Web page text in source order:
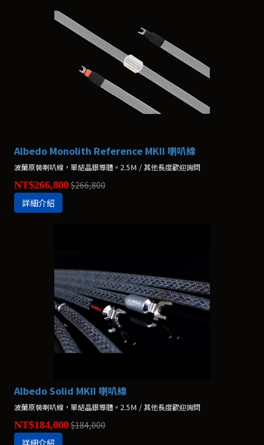
Albedo Monolith Reference MKII 喇叭線
波蘭原裝喇叭線，單結晶銀導體。2.5Ｍ / 其他長度歡迎詢問
NT$266,800$266,800
詳細介紹
Albedo Solid MKII 喇叭線
波蘭原裝喇叭線，單結晶銀導體。2.5Ｍ / 其他長度歡迎詢問
NT$184,000$184,000
詳細介紹